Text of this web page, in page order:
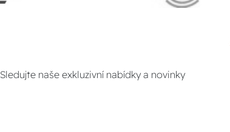
Sledujte naše exkluzivní nabídky a novinky